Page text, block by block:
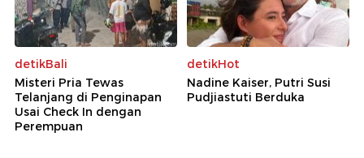
detikBali
Misteri Pria Tewas
Telanjang di Penginapan
Usai Check In dengan
Perempuan
detikHot
Nadine Kaiser, Putri Susi
Pudjiastuti Berduka